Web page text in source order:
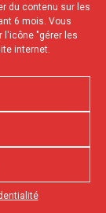
du contenu sur les
6 mois. Vous
l'icône "gérer les
internet.